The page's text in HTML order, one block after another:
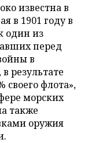
известна в
в 1901 году в
один из
перед
в
результате
своего флота»,
морских
также
оружия